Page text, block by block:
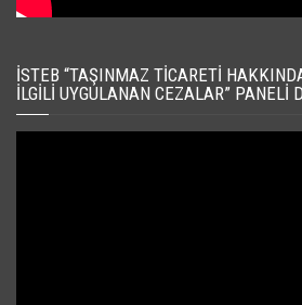
İSTEB “TAŞINMAZ TICARETI
İLGILI UYGULANAN CEZALAR” PANELI